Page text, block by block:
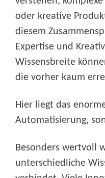
oder kreative
diesem
Expertise und
Wissensbreite
die vorher kaum
Hier liegt das
Automatisierung,
Besonders wertvoll
unterschiedliche